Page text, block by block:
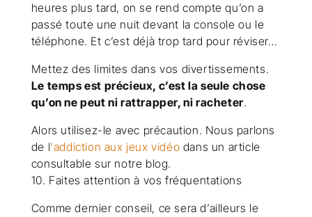
heures plus tard, on se rend compte qu’on a
passé toute une nuit devant la console ou le
téléphone. Et c’est déjà trop tard pour réviser…
Mettez des limites dans vos divertissements.
Le temps est précieux, c’est la seule chose
qu’on ne peut ni rattrapper, ni racheter.
Alors utilisez-le avec précaution. Nous parlons
de l‘addiction aux jeux vidéo dans un article
consultable sur notre blog.
10. Faites attention à vos fréquentations
Comme dernier conseil, ce sera d’ailleurs le